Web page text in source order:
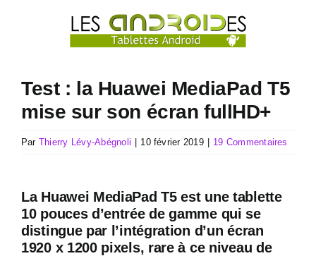
Test : la Huawei MediaPad T5
mise sur son écran fullHD+
Par Thierry Lévy-Abégnoli 10 février 2019 19 Commentaires
La Huawei MediaPad T5 est une tablette
10 pouces d’entrée de gamme qui se
distingue par l’intégration d’un écran
1920 x 1200 pixels, rare à ce niveau de